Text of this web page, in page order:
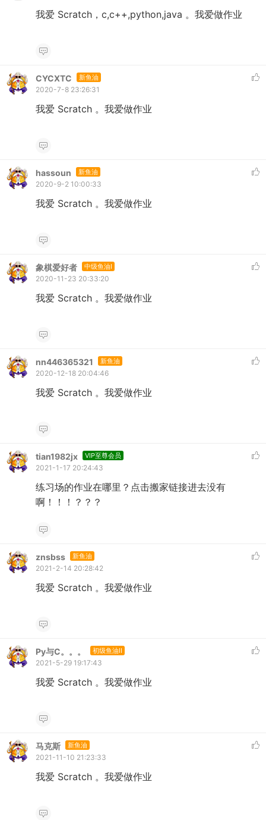
我爱 Scratch，c,c++,python,java 。我爱做作业
CYCXTC 新鱼油
2020-7-8 23:26:31
我爱 Scratch 。我爱做作业
hassoun 新鱼油
2020-9-2 10:00:33
我爱 Scratch 。我爱做作业
象棋爱好者 中级鱼油I
2020-11-23 20:33:20
我爱 Scratch 。我爱做作业
nn446365321 新鱼油
2020-12-18 20:04:46
我爱 Scratch 。我爱做作业
tian1982jx VIP至尊会员
2021-1-17 20:24:43
练习场的作业在哪里？点击搬家链接进去没有
啊！！！？？？
znsbss 新鱼油
2021-2-14 20:28:42
我爱 Scratch 。我爱做作业
Py与C。。。 初级鱼油II
2021-5-29 19:17:43
我爱 Scratch 。我爱做作业
马克斯 新鱼油
2021-11-10 21:23:33
我爱 Scratch 。我爱做作业